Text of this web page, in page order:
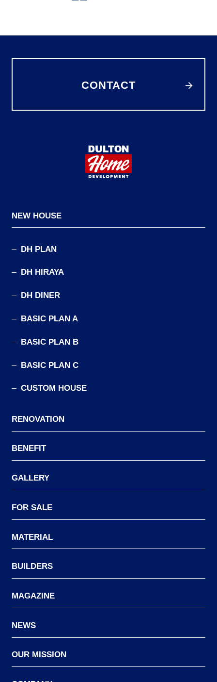
CONTACT
NEW HOUSE
DH PLAN
DH HIRAYA
DH DINER
BASIC PLAN A
BASIC PLAN B
BASIC PLAN C
CUSTOM HOUSE
RENOVATION
BENEFIT
GALLERY
FOR SALE
MATERIAL
BUILDERS
MAGAZINE
NEWS
OUR MISSION